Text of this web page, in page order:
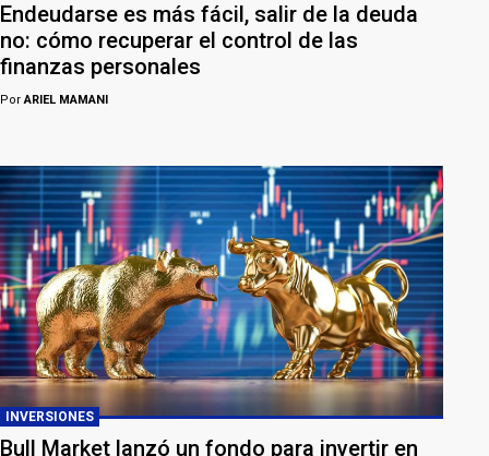
Endeudarse es más fácil, salir de la deuda
no: cómo recuperar el control de las
finanzas personales
PorARIEL MAMANI
INVERSIONES
Bull Market lanzó un fondo para invertir en